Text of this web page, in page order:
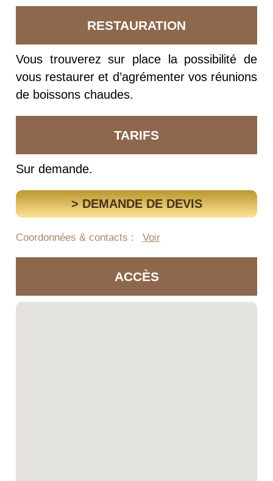
RESTAURATION
Vous trouverez sur place la possibilité de
vous restaurer et d’agrémenter vos réunions
de boissons chaudes.
TARIFS
Sur demande.
> DEMANDE DE DEVIS
Coordonnées & contacts : Voir
ACCÈS